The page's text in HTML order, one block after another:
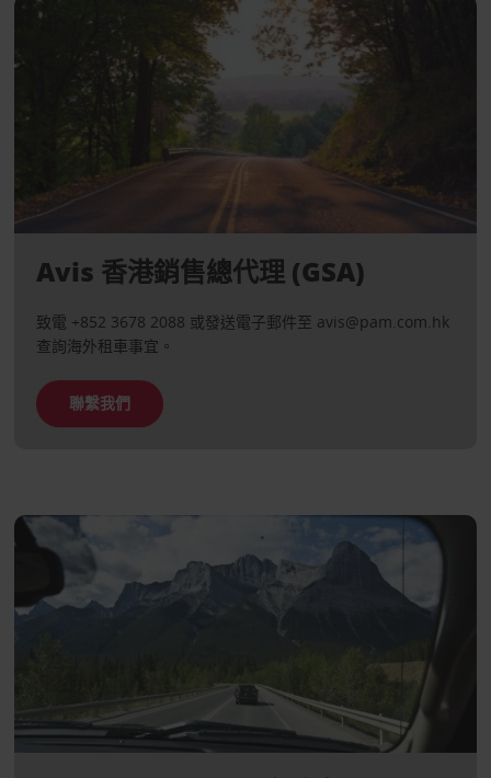
Avis 香港銷售總代理 (GSA)
致電 +852 3678 2088 或發送電子郵件至 avis@pam.com.hk
查詢海外租車事宜。
聯繫我們